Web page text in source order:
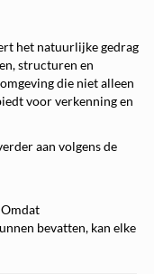
het natuurlijke gedrag
structuren en
die niet alleen
voor verkenning en
aan volgens de
bevatten, kan elke